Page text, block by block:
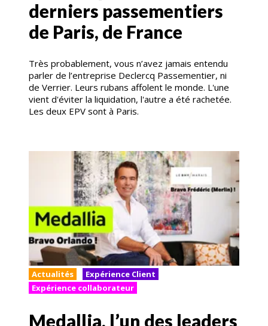
derniers passementiers
de Paris, de France
Très probablement, vous n’avez jamais entendu
parler de l’entreprise Declercq Passementier, ni
de Verrier. Leurs rubans affolent le monde. L'une
vient d'éviter la liquidation, l'autre a été rachetée.
Les deux EPV sont à Paris.
Actualités
Expérience Client
Expérience collaborateur
Medallia, l’un des leaders